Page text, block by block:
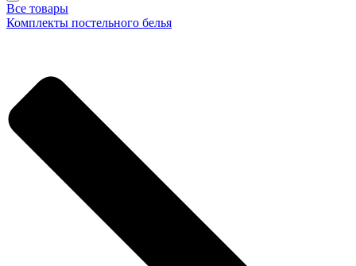
Все товары
Комплекты постельного белья